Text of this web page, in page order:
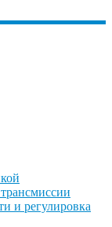
и регулировка